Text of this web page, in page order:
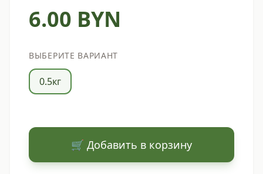
6.00 BYN
ВЫБЕРИТЕ ВАРИАНТ
0.5кг
🛒 Добавить в корзину